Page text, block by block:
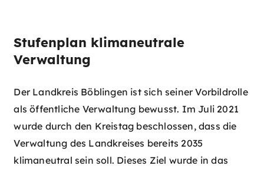
Stufenplan klimaneutrale
Verwaltung
Der Landkreis Böblingen ist sich seiner Vorbildrolle
als öffentliche Verwaltung bewusst. Im Juli 2021
wurde durch den Kreistag beschlossen, dass die
Verwaltung des Landkreises bereits 2035
klimaneutral sein soll. Dieses Ziel wurde in das